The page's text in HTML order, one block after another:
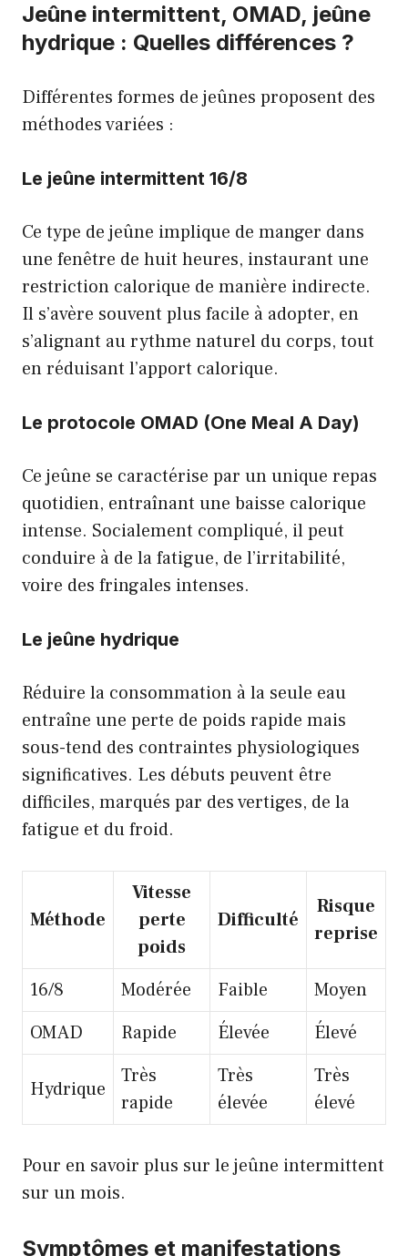
Jeûne intermittent, OMAD, jeûne
hydrique : Quelles différences ?
Différentes formes de jeûnes proposent des
méthodes variées :
Le jeûne intermittent 16/8
Ce type de jeûne implique de manger dans
une fenêtre de huit heures, instaurant une
restriction calorique de manière indirecte.
Il s’avère souvent plus facile à adopter, en
s’alignant au rythme naturel du corps, tout
en réduisant l’apport calorique.
Le protocole OMAD (One Meal A Day)
Ce jeûne se caractérise par un unique repas
quotidien, entraînant une baisse calorique
intense. Socialement compliqué, il peut
conduire à de la fatigue, de l’irritabilité,
voire des fringales intenses.
Le jeûne hydrique
Réduire la consommation à la seule eau
entraîne une perte de poids rapide mais
sous-tend des contraintes physiologiques
significatives. Les débuts peuvent être
difficiles, marqués par des vertiges, de la
fatigue et du froid.
Méthode
Vitesse
perte
poids
Difficulté
Risque
reprise
16/8 Modérée Faible
Moyen
OMAD
Rapide Élevée Élevé
Hydrique
Très
rapide
Très
élevée
Très
élevé
Pour en savoir plus sur le jeûne intermittent
sur un mois.
Symptômes et manifestations